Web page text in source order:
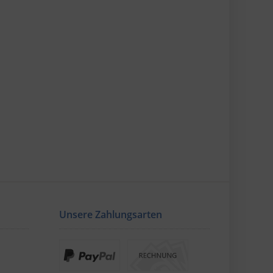
Unsere Zahlungsarten